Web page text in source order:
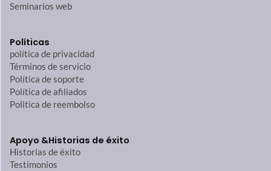
Seminarios web
Políticas
política de privacidad
Términos de servicio
Política de soporte
Política de afiliados
Politica de reembolso
Apoyo &Historias de éxito
Historias de éxito
Testimonios